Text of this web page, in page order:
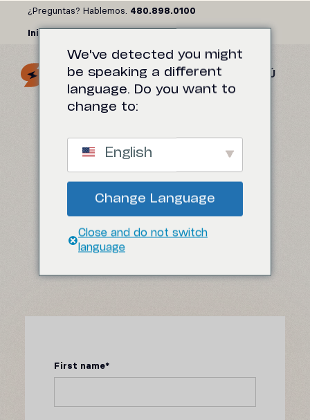
contenido
¿Preguntas? Hablemos. 480.898.0100
Iniciar sesión
MENÚ
BECOME AN
AFFILIATE
Promote Shop Controller and make
$20/month per successful referral!
First name*
We've detected you might
be speaking a different
language. Do you want to
change to:
English
Change Language
Close and do not switch
language